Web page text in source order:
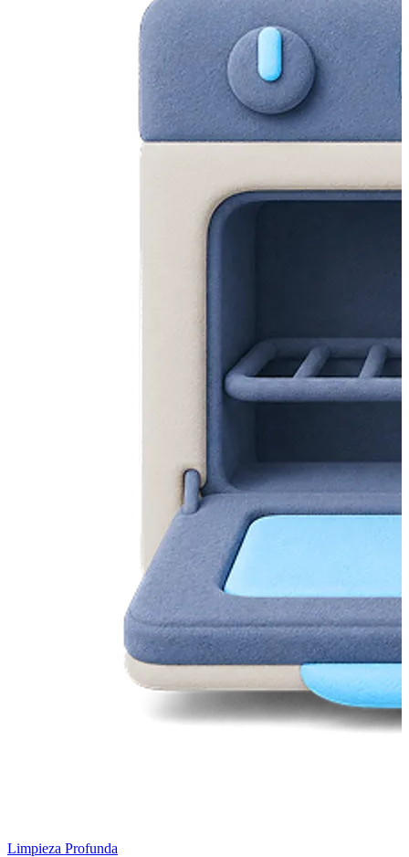
Limpieza Profunda